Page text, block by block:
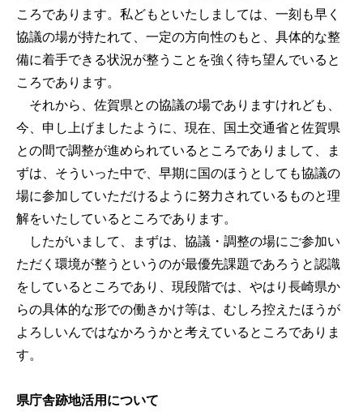
ころであります。私どもといたしましては、一刻も早く
協議の場が持たれて、一定の方向性のもと、具体的な整
備に着手できる状況が整うことを強く待ち望んでいると
ころであります。
それから、佐賀県との協議の場でありますけれども、
今、申し上げましたように、現在、国土交通省と佐賀県
との間で調整が進められているところでありまして、ま
ずは、そういった中で、早期に国のほうとしても協議の
場に参加していただけるように努力されているものと理
解をいたしているところであります。
したがいまして、まずは、協議・調整の場にご参加い
ただく環境が整うというのが最優先課題であろうと認識
をしているところであり、現段階では、やはり長崎県か
らの具体的な形での働きかけ等は、むしろ控えたほうが
よろしいんではなかろうかと考えているところでありま
す。
県庁舎跡地活用について